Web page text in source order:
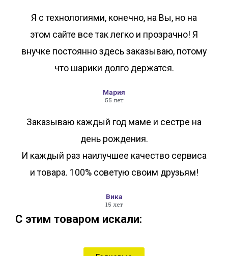
Я с технологиями, конечно, на Вы, но на
этом сайте все так легко и прозрачно! Я
внучке постоянно здесь заказываю, потому
что шарики долго держатся.
Мария
55 лет
Заказываю каждый год маме и сестре на
день рождения.
И каждый раз наилучшее качество сервиса
и товара. 100% советую своим друзьям!
Вика
15 лет
С этим товаром искали: